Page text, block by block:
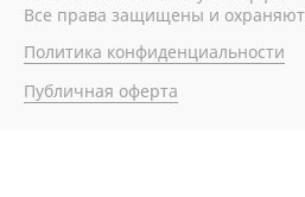
Все права защищены и
Политика конфиденциальности
Публичная оферта